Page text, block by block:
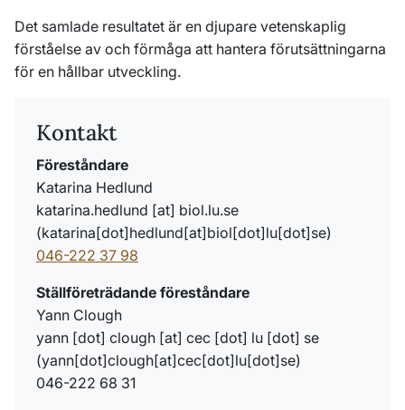
Det samlade resultatet är en djupare vetenskaplig
förståelse av och förmåga att hantera förutsättningarna
för en hållbar utveckling.
Kontakt
Föreståndare
Katarina Hedlund
katarina.hedlund [at] biol.lu.se
(katarina[dot]hedlund[at]biol[dot]lu[dot]se)
046-222 37 98
Ställföreträdande föreståndare
Yann Clough
yann [dot] clough [at] cec [dot] lu [dot] se
(yann[dot]clough[at]cec[dot]lu[dot]se)
046-222 68 31